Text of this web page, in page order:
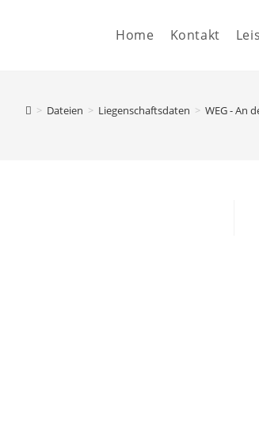
Home Kontakt
> Dateien > Liegenschaftsdaten > WEG - An